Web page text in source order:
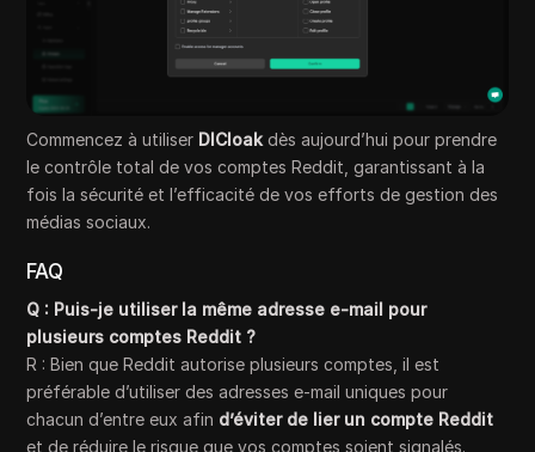
Commencez à utiliser DICloak dès aujourd’hui pour prendre
le contrôle total de vos comptes Reddit, garantissant à la
fois la sécurité et l’efficacité de vos efforts de gestion des
médias sociaux.
FAQ
Q : Puis-je utiliser la même adresse e-mail pour
plusieurs comptes Reddit ?
R : Bien que Reddit autorise plusieurs comptes, il est
préférable d’utiliser des adresses e-mail uniques pour
chacun d’entre eux afin d’éviter de lier un compte Reddit
et de réduire le risque que vos comptes soient signalés.